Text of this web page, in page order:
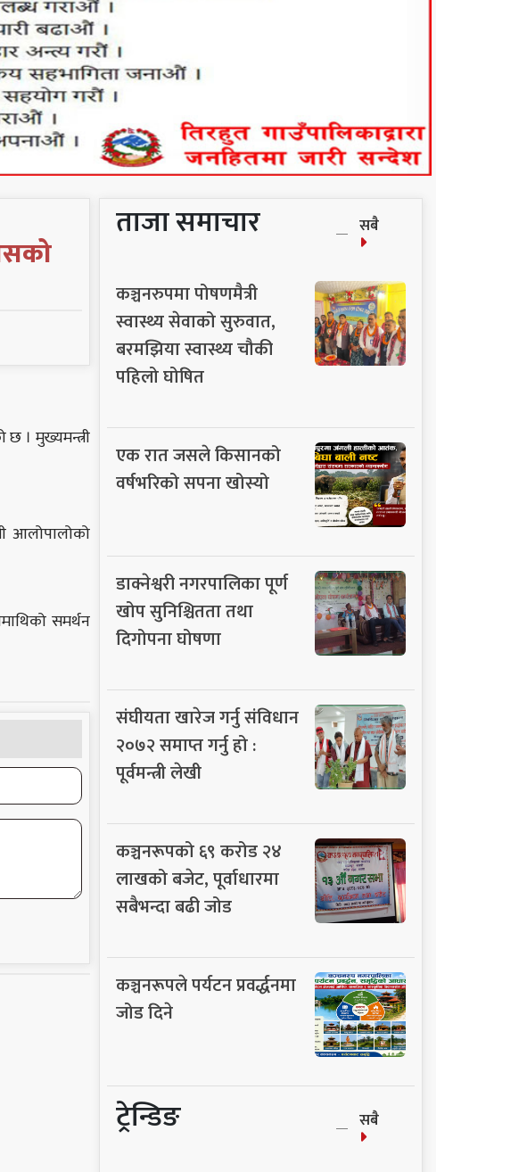
छ । मुख्यमन्त्री
आलोपालोको
समर्थन
ताजा समाचार सबै
कञ्चनरुपमा पोषणमैत्री
स्वास्थ्य सेवाको सुरुवात,
बरमझिया स्वास्थ्य चौकी
पहिलो घोषित
एक रात जसले किसानको
वर्षभरिको सपना खोस्यो
डाक्नेश्वरी नगरपालिका पूर्ण
खोप सुनिश्चितता तथा
दिगोपना घोषणा
संघीयता खारेज गर्नु संविधान
२०७२ समाप्त गर्नु हो :
पूर्वमन्त्री लेखी
कञ्चनरूपको ६९ करोड २४
लाखको बजेट, पूर्वाधारमा
सबैभन्दा बढी जोड
कञ्चनरूपले पर्यटन प्रवर्द्धनमा
जोड दिने
ट्रेन्डिङ सबै